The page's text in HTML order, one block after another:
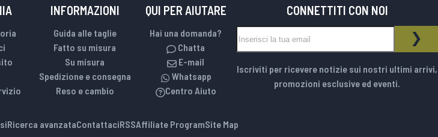
INFORMAZIONI
Guida alle taglie
Fatto su misura
Su misura
Spedizione e consegna
Reso e cambio
QUI PER AIUTARE
Hai una domanda?
Chatta
E-mail
Whatsapp
Centro Aiuto
CONNETTITI CON NOI
NEWSLETTER
Iscriviti per ricevere notizie sui nostri ultimi arrivi,
promozioni esclusive ed eventi.
Ricerca avanzataContattaciRSSAffiliate ProgramSite Map